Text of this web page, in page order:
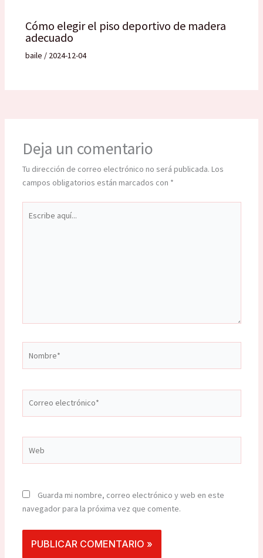
Cómo elegir el piso deportivo de madera
adecuado
baile / 2024-12-04
Deja un comentario
Tu dirección de correo electrónico no será publicada. Los
campos obligatorios están marcados con *
aquí...
electrónico*
Guarda mi nombre, correo electrónico y web en este
navegador para la próxima vez que comente.